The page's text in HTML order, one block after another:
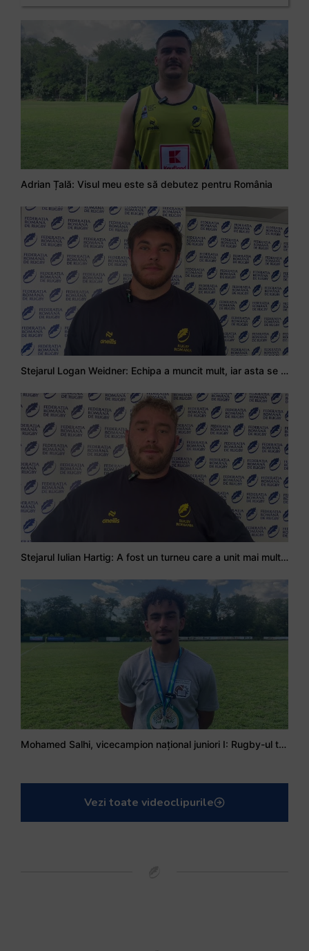
Adrian Țală: Visul meu este să debutez pentru România
Stejarul Logan Weidner: Echipa a muncit mult, iar asta se va vedea în meciurile de la Nations Cup
Stejarul Iulian Hartig: A fost un turneu care a unit mai mult echipa
Mohamed Salhi, vicecampion național juniori I: Rugby-ul te învață să accepți și înfrângerile
Vezi toate videoclipurile